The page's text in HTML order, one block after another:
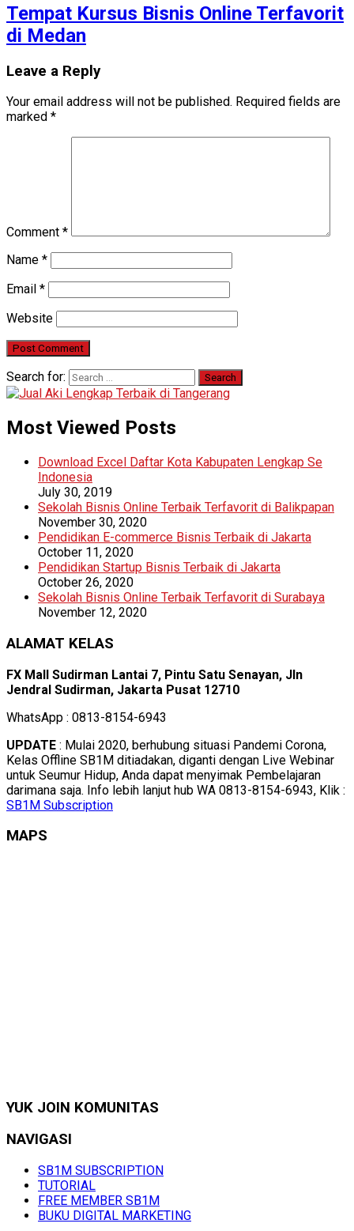
Tempat Kursus Bisnis Online Terfavorit
di Medan
Leave a Reply
Your email address will not be published. Required fields are
marked *
Comment *
Name *
Email *
Website
Search for:
Most Viewed Posts
Download Excel Daftar Kota Kabupaten Lengkap Se
Indonesia
July 30, 2019
Sekolah Bisnis Online Terbaik Terfavorit di Balikpapan
November 30, 2020
Pendidikan E-commerce Bisnis Terbaik di Jakarta
October 11, 2020
Pendidikan Startup Bisnis Terbaik di Jakarta
October 26, 2020
Sekolah Bisnis Online Terbaik Terfavorit di Surabaya
November 12, 2020
ALAMAT KELAS
FX Mall Sudirman Lantai 7, Pintu Satu Senayan, Jln
Jendral Sudirman, Jakarta Pusat 12710
WhatsApp : 0813-8154-6943
UPDATE : Mulai 2020, berhubung situasi Pandemi Corona,
Kelas Offline SB1M ditiadakan, diganti dengan Live Webinar
untuk Seumur Hidup, Anda dapat menyimak Pembelajaran
darimana saja. Info lebih lanjut hub WA 0813-8154-6943, Klik :
SB1M Subscription
MAPS
YUK JOIN KOMUNITAS
NAVIGASI
SB1M SUBSCRIPTION
TUTORIAL
FREE MEMBER SB1M
BUKU DIGITAL MARKETING